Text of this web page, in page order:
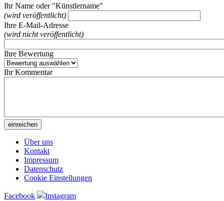
Ihr Name oder "Künstlername"
(wird veröffentlicht)
Ihre E-Mail-Adresse
(wird nicht veröffentlicht)
Ihre Bewertung
Ihr Kommentar
Über uns
Kontakt
Impressum
Datenschutz
Cookie Einstellungen
Facebook Instagram